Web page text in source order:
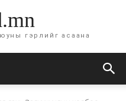
гэрлийг асаана